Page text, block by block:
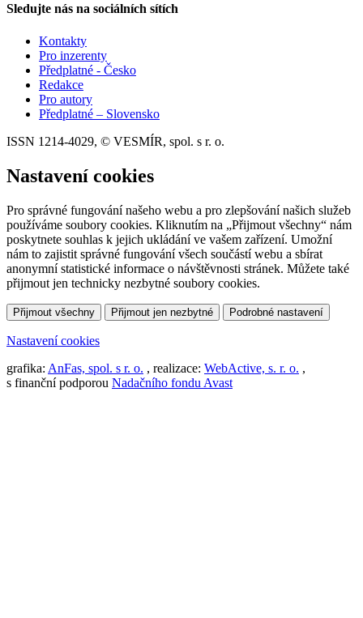
Sledujte nás na sociálních sítích
Kontakty
Pro inzerenty
Předplatné - Česko
Redakce
Pro autory
Předplatné – Slovensko
ISSN 1214-4029, © VESMÍR, spol. s r. o.
Nastavení cookies
Pro správné fungování našeho webu a pro zlepšování našich služeb
používáme soubory cookies. Kliknutím na „Přijmout všechny“ nám
poskytnete souhlas k jejich ukládání ve vašem zařízení. Umožní
nám to zajistit správné fungování všech součástí webu a sbírat
anonymní statistické informace o návštěvnosti stránek. Můžete také
přijmout jen technicky nezbytné soubory cookies.
Přijmout všechny Přijmout jen nezbytné Podrobné nastavení
Nastavení cookies
grafika: AnFas, spol. s r. o. , realizace: WebActive, s. r. o. ,
s finanční podporou Nadačního fondu Avast